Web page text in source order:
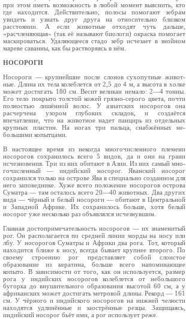
при этом иметь возможность в любой момент выяснить, кто
где находится. Действительно, полосы помо­гают зебрам
увидеть и узнать друг друга на относительно близком
расстоянии. А если живот­ные отходят чуть дальше,
«расчленяющая» (так её называют биологи) окраска помогает
маскироваться. Удаляющееся стадо зебр исчезает в знойном
мареве саванны, как бы растворяясь в нём.
НОСОРОГИ
Носороги — крупнейшие после слонов сухопутные живот­
ные. Длина их тела колеблется от 2,5 до 4 м, а высота в холке
может достигать 180 см. Весит великан немало: 2—4 тонны.
Его тело покрыто толстой кожей грязно-серо­го цвета, почти
полностью лишённой волос. У азиатских но­сорогов она
расчерчена узором глубоких складок, и создаётся
впечатление, что на животное надет панцирь из отдельных
крупных пластин. На ногах три пальца, снабжённых не­
большими копытцами.
В настоящее время из некогда многочисленного племени
носорогов сохранилось всего 5 видов, да и они на грани
исчез­новения. Три из них обитают в Азии. Из них самый мно­
гочисленный — индийский носорог. Яванский носорог
сохранился только на острове Ява в специально созданном для
него заповеднике. Хуже всего положение носорогов остро­ва
Суматра — там осталось всего 20—40 животных. Два других
вида — чёрный и белый носороги — обитают в Цен­тральной
и Западной Африке. Их сохранилось больше, хотя белый
носорог уже несколько раз объявлялся исчезнувшим.
Главная достопримечательность носорогов — их зна­менитый
рог. Он располагается по средней линии морды на носу или
лбу. У носорогов Суматры и Африки два рога. Тот, который
находится ближе к носу, всегда бывает крупнее второго. По
своему строению рог представляет собой слоистое
образование из кератина, больше всего напоминаю­щее
копыто. В зависимости от того, как он используется, размер
рога у индийских носорогов колеблется от небольшо­го
бугорка до внушительного образования высотой 60 см, а у
африканских может достигать метровой длины. Рекорд — 161
см. У чёрного и индийского носорогов на нижней че­люсти
находятся удлинённые и заострённые резцы. Защища­ясь,
индийский носорог бьёт ими, а рог использует реже.